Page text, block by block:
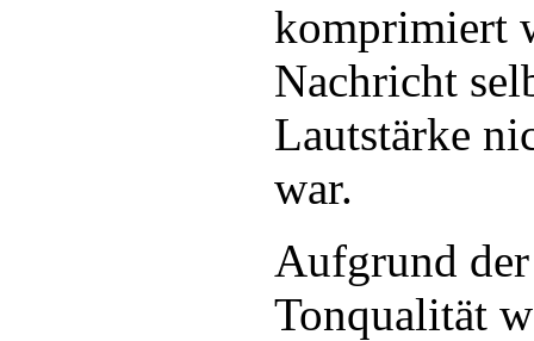
komprimiert
Nachricht
Lautstärke
war.
Aufgrund
Tonqualität